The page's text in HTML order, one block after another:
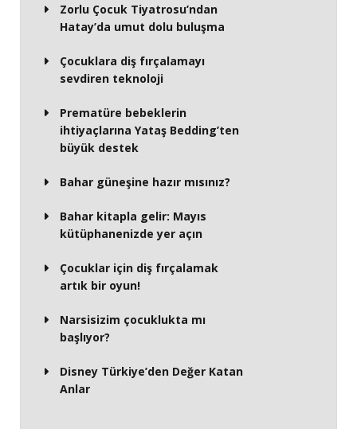
Zorlu Çocuk Tiyatrosu’ndan
Hatay’da umut dolu buluşma
Çocuklara diş fırçalamayı
sevdiren teknoloji
Prematüre bebeklerin
ihtiyaçlarına Yataş Bedding’ten
büyük destek
Bahar güneşine hazır mısınız?
Bahar kitapla gelir: Mayıs
kütüphanenizde yer açın
Çocuklar için diş fırçalamak
artık bir oyun!
Narsisizim çocuklukta mı
başlıyor?
Disney Türkiye’den Değer Katan
Anlar